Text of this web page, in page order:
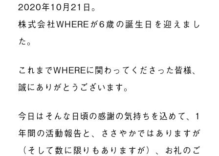
2020年10月21日。
株式会社WHEREが6歳の誕生日を迎えまし
た。
これまでWHEREに関わってくださった皆様、
誠にありがとうございます。
今日はそんな日頃の感謝の気持ちを込めて、1
年間の活動報告と、ささやかではありますが
（そして数に限りもありますが）、お礼のご